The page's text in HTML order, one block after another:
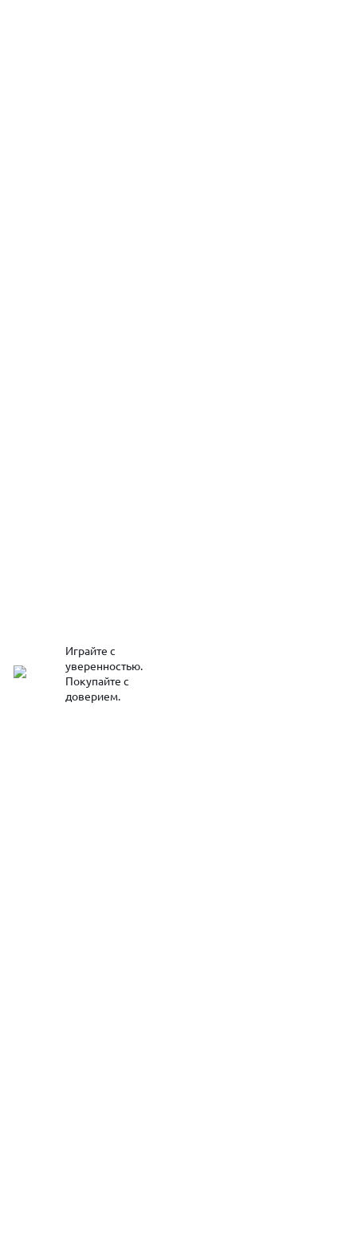
Играйте с
уверенностью.
Покупайте с
доверием.